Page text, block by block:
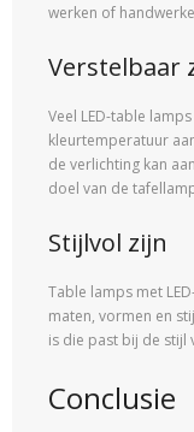
werken of
Verstelbaar
Veel LED-table
kleurtemperatuur
de verlichting kan
doel van de
Stijlvol zijn
Table lamps met
maten, vormen en
is die past bij de stijl
Conclusie